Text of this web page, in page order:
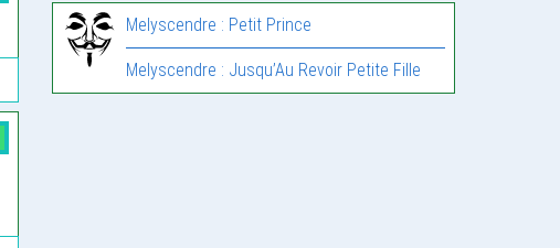
Melyscendre : Petit Prince
Melyscendre : Jusqu’Au Revoir Petite Fille